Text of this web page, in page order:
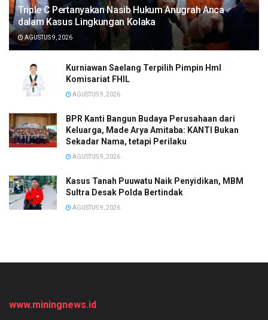
Triple C Pertanyakan Nasib Hukum Anugrah Anca
dalam Kasus Lingkungan Kolaka
AGUSTUS 9, 2026
Kurniawan Saelang Terpilih Pimpin HmI
Komisariat FHIL
AGUSTUS 9, 2026
BPR Kanti Bangun Budaya Perusahaan dari
Keluarga, Made Arya Amitaba: KANTI Bukan
Sekadar Nama, tetapi Perilaku
AGUSTUS 9, 2026
Kasus Tanah Puuwatu Naik Penyidikan, MBM
Sultra Desak Polda Bertindak
AGUSTUS 9, 2026
www.miningnews.id